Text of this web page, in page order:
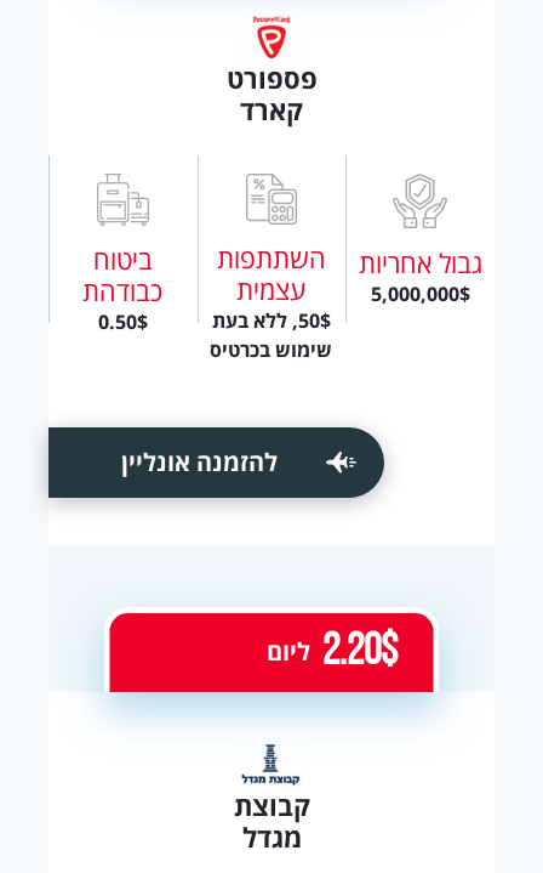
פספורט
קארד
גבול אחריות
5,000,000$
השתתפות
עצמית
50$, ללא בעת
שימוש בכרטיס
ביטוח
כבודהת
0.50$
להזמנה אונליין
קבוצת
מגדל
2.20$ ליום